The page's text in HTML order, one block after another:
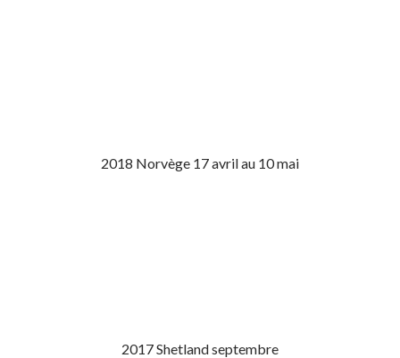
2018 Norvège 17 avril au 10 mai
2017 Shetland septembre